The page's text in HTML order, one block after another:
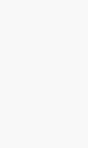
- 4月16日
步魔術與音樂